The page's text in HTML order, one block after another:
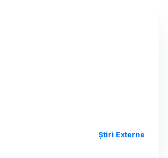
Știri Externe